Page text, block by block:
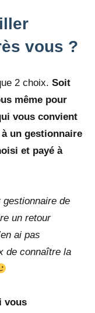
vous ?
2 choix. Soit
même pour
vous convient
un gestionnaire
et payé à
de
un retour
ai pas
de connaître la
vous